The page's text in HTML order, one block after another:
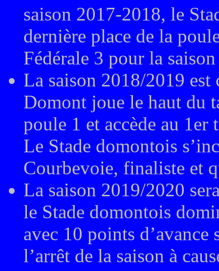
saison 2017-2018, le
dernière place de la
Fédérale 3 pour la
La saison 2018/2019
Domont joue le haut du
poule 1 et accède au
Le Stade domontois
Courbevoie, finaliste et
La saison 2019/2020
le Stade domontois
avec 10 points d’avance
l’arrêt de la saison à